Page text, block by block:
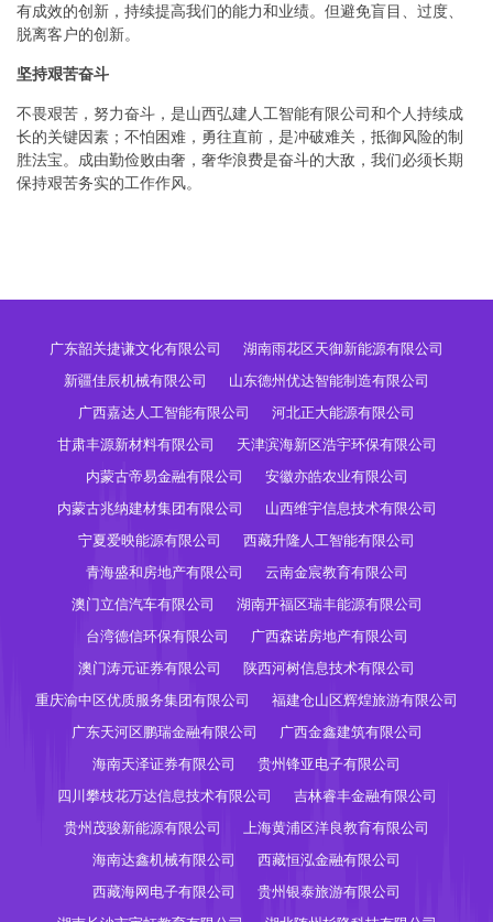
有成效的创新，持续提高我们的能力和业绩。但避免盲目、过度、
脱离客户的创新。
坚持艰苦奋斗
不畏艰苦，努力奋斗，是山西弘建人工智能有限公司和个人持续成
长的关键因素；不怕困难，勇往直前，是冲破难关，抵御风险的制
胜法宝。成由勤俭败由奢，奢华浪费是奋斗的大敌，我们必须长期
保持艰苦务实的工作作风。
广东韶关捷谦文化有限公司
湖南雨花区天御新能源有限公司
新疆佳辰机械有限公司
山东德州优达智能制造有限公司
广西嘉达人工智能有限公司
河北正大能源有限公司
甘肃丰源新材料有限公司
天津滨海新区浩宇环保有限公司
内蒙古帝易金融有限公司
安徽亦皓农业有限公司
内蒙古兆纳建材集团有限公司
山西维宇信息技术有限公司
宁夏爱映能源有限公司
西藏升隆人工智能有限公司
青海盛和房地产有限公司
云南金宸教育有限公司
澳门立信汽车有限公司
湖南开福区瑞丰能源有限公司
台湾德信环保有限公司
广西森诺房地产有限公司
澳门涛元证券有限公司
陕西河树信息技术有限公司
重庆渝中区优质服务集团有限公司
福建仓山区辉煌旅游有限公司
广东天河区鹏瑞金融有限公司
广西金鑫建筑有限公司
海南天泽证券有限公司
贵州锋亚电子有限公司
四川攀枝花万达信息技术有限公司
吉林睿丰金融有限公司
贵州茂骏新能源有限公司
上海黄浦区洋良教育有限公司
海南达鑫机械有限公司
西藏恒泓金融有限公司
西藏海网电子有限公司
贵州银泰旅游有限公司